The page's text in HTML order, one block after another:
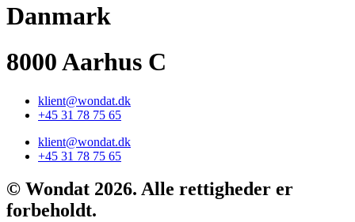
Danmark
8000 Aarhus C
klient@wondat.dk
+45 31 78 75 65
klient@wondat.dk
+45 31 78 75 65
© Wondat 2026. Alle rettigheder er
forbeholdt.